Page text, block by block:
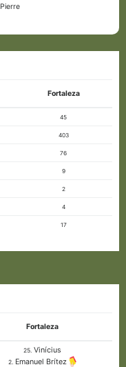
Pierre
Fortaleza
45
403
76
9
2
4
17
Fortaleza
25.Vinícius
2.Emanuel Brítez